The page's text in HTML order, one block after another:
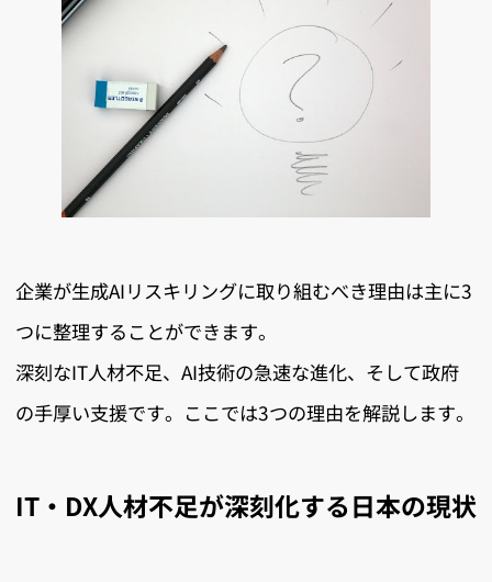
企業が生成AIリスキリングに取り組むべき理由は主に3
つに整理することができます。
深刻なIT人材不足、AI技術の急速な進化、そして政府
の手厚い支援です。ここでは3つの理由を解説します。
IT・DX人材不足が深刻化する日本の現状